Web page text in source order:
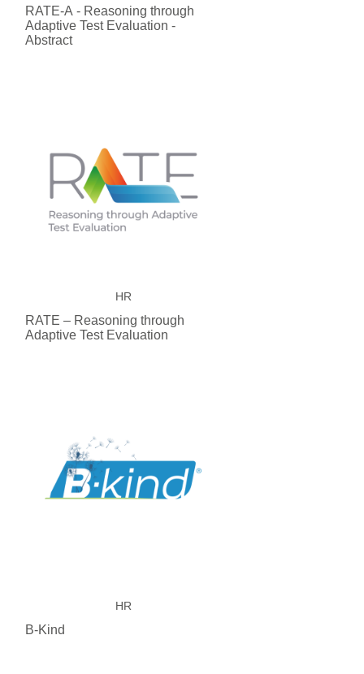
RATE-A - Reasoning through
Adaptive Test Evaluation -
Abstract
HR
RATE – Reasoning through
Adaptive Test Evaluation
HR
B-Kind